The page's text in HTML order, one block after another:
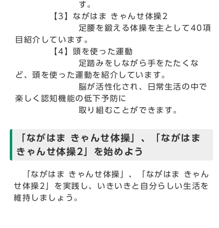
す。
【3】ながはま きゃんせ体操2
足腰を鍛える体操を主として40項
目紹介しています。
【4】頭を使った運動
足踏みをしながら手をたたくな
ど、頭を使った運動を紹介しています。
脳が活性化され、日常生活の中で
楽しく認知機能の低下予防に
取り組むことができます。
「ながはま きゃんせ体操」、「ながはま
きゃんせ体操2」を始めよう
「ながはま きゃんせ体操」、「ながはま きゃん
せ体操2」を実践し、いきいきと自分らしい生活を
維持しましょう。